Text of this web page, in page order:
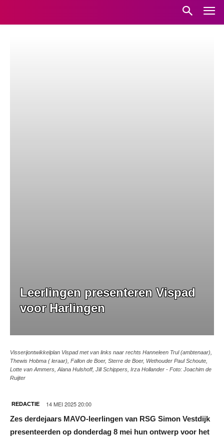
Leerlingen presenteren Vispad
voor Harlingen
Visserijontwikkelplan Vispad met van links naar rechts Hanneleen Trul (ambtenaar),
Thewis Hobma ( leraar), Fallon de Boer, Sterre de Boer, Wethouder Paul Schoute,
Lotte van Ammers, Alana Hulshoff, Jill Schippers, Irza Hollander - Foto: Joachim de
Ruijter
REDACTIE 14 MEI 2025 20:00
Zes derdejaars MAVO-leerlingen van RSG Simon Vestdijk
presenteerden op donderdag 8 mei hun ontwerp voor het